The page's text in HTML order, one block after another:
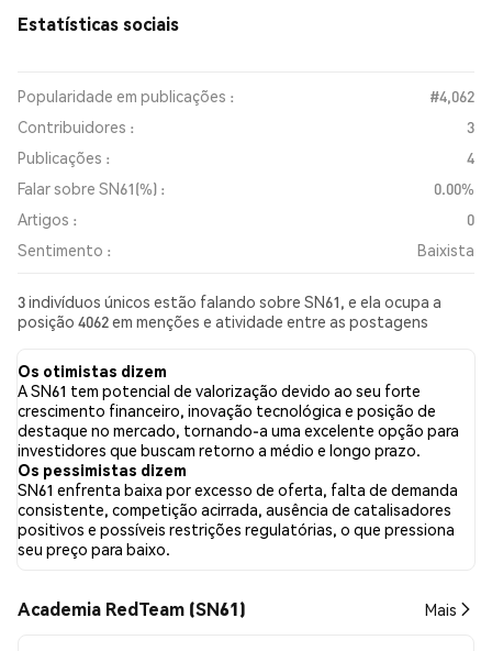
Estatísticas sociais
Popularidade em publicações :
#4,062
Contribuidores :
3
Publicações :
4
Falar sobre SN61(%) :
0.00%
Artigos :
0
Sentimento :
Baixista
3 indivíduos únicos estão falando sobre SN61, e ela ocupa a
posição 4062 em menções e atividade entre as postagens
SN61 em todas as redes sociais foi Baixista. Por fim, foram
publicados 0 artigos de notícias sobre SN61. No Twitter, 25.00%
dos tweets apresentaram um sentimento otimista em
comparação com 75.00% dos tweets com sentimento
pessimista sobre SN61. 0.00% dos tweets foram neutros em
relação a SN61. Esses sentimentos são baseados em 4 tweets.
Os otimistas dizem
A SN61 tem potencial de valorização devido ao seu forte
crescimento financeiro, inovação tecnológica e posição de
destaque no mercado, tornando-a uma excelente opção para
investidores que buscam retorno a médio e longo prazo.
Os pessimistas dizem
SN61 enfrenta baixa por excesso de oferta, falta de demanda
consistente, competição acirrada, ausência de catalisadores
positivos e possíveis restrições regulatórias, o que pressiona
seu preço para baixo.
Academia RedTeam (SN61) Mais